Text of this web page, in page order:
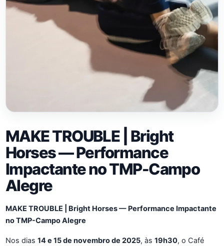
MAKE TROUBLE | Bright
Horses — Performance
Impactante no TMP-Campo
Alegre
MAKE TROUBLE | Bright Horses — Performance Impactante
no TMP-Campo Alegre
Nos dias 14 e 15 de novembro de 2025, às 19h30, o Café